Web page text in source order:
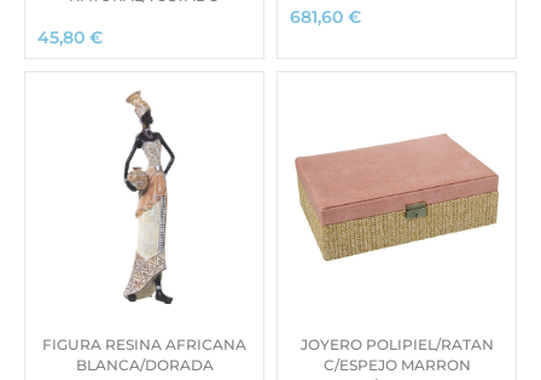
45,80 €
681,60 €
FIGURA RESINA AFRICANA
BLANCA/DORADA
JOYERO POLIPIEL/RATAN
C/ESPEJO MARRON